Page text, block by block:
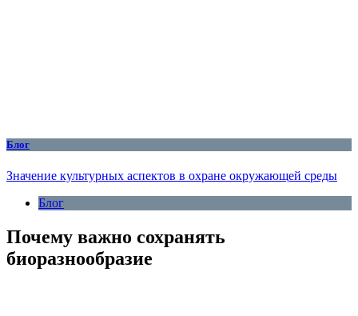
Блог
Значение культурных аспектов в охране окружающей среды
Блог
Почему важно сохранять
биоразнообразие